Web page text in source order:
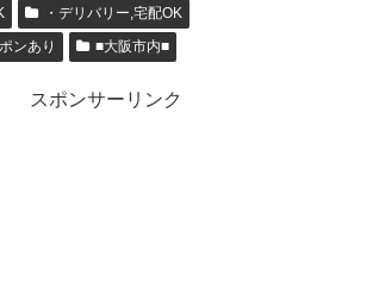
・デリバリー,宅配OK
ンあり
■大阪市内■
スポンサーリンク